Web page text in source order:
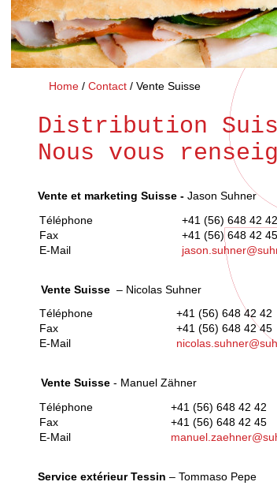
Home Contact Vente Suisse
Distribution
Nous vous
Vente et marketing Suisse - Jason Suhner
Téléphone
+41 (56) 648 42 42
Fax
+41 (56) 648 42 45
E-Mail
Vente Suisse – Nicolas Suhner
Téléphone
+41 (56) 648 42 42
Fax
+41 (56) 648 42 45
E-Mail
Vente Suisse - Manuel Zähner
Téléphone
+41 (56) 648 42 42
Fax
+41 (56) 648 42 45
E-Mail
Service extérieur Tessin – Tommaso Pepe